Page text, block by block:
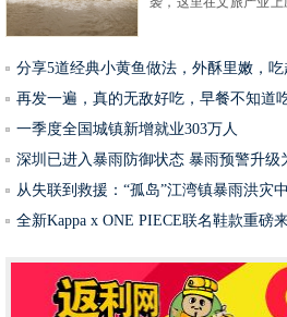
分享5道经典小黄鱼做法，外酥里嫩，
再发一遍，真的无敌好吃，早餐不知道
一季度全国城镇新增就业303万人
深圳已进入暴雨防御状态 暴雨预警升级
从失联到救援：“孤岛”江湾镇暴雨洪灾
全新Kappa x ONE PIECE联名鞋款重磅